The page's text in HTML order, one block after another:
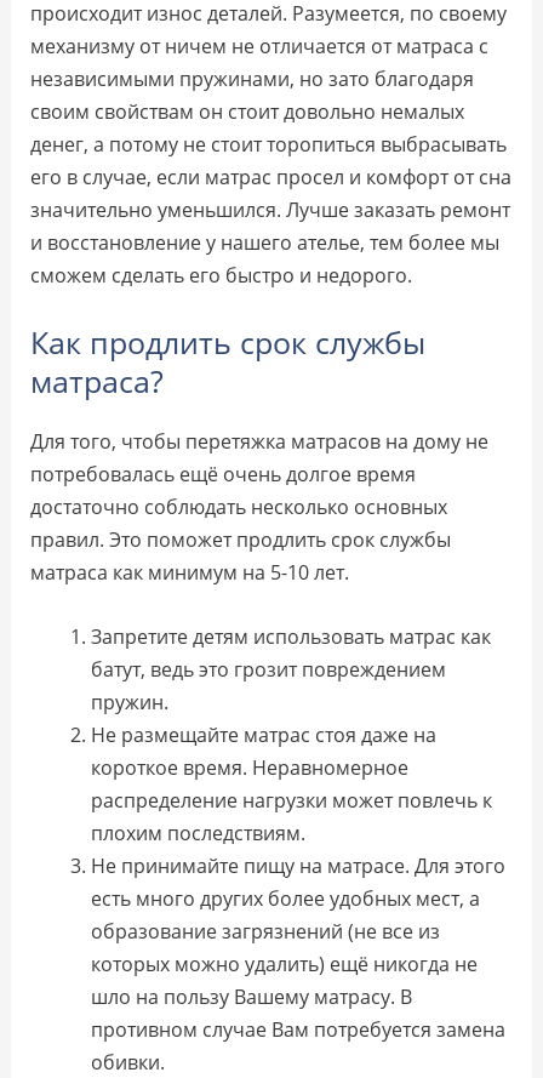
происходит износ деталей. Разумеется, по своему
механизму от ничем не отличается от матраса с
независимыми пружинами, но зато благодаря
своим свойствам он стоит довольно немалых
денег, а потому не стоит торопиться выбрасывать
его в случае, если матрас просел и комфорт от сна
значительно уменьшился. Лучше заказать ремонт
и восстановление у нашего ателье, тем более мы
сможем сделать его быстро и недорого.
Как продлить срок службы
матраса?
Для того, чтобы перетяжка матрасов на дому не
потребовалась ещё очень долгое время
достаточно соблюдать несколько основных
правил. Это поможет продлить срок службы
матраса как минимум на 5-10 лет.
Запретите детям использовать матрас как
батут, ведь это грозит повреждением
пружин.
Не размещайте матрас стоя даже на
короткое время. Неравномерное
распределение нагрузки может повлечь к
плохим последствиям.
Не принимайте пищу на матрасе. Для этого
есть много других более удобных мест, а
образование загрязнений (не все из
которых можно удалить) ещё никогда не
шло на пользу Вашему матрасу. В
противном случае Вам потребуется замена
обивки.